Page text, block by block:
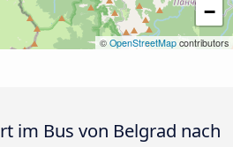
−
© OpenStreetMap contributors
im Bus von Belgrad nach